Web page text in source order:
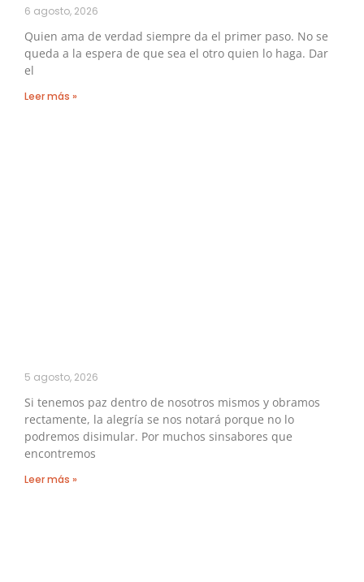
6 agosto, 2026
Quien ama de verdad siempre da el primer paso. No se
queda a la espera de que sea el otro quien lo haga. Dar
el
Leer más »
5 agosto, 2026
Si tenemos paz dentro de nosotros mismos y obramos
rectamente, la alegría se nos notará porque no lo
podremos disimular. Por muchos sinsabores que
encontremos
Leer más »